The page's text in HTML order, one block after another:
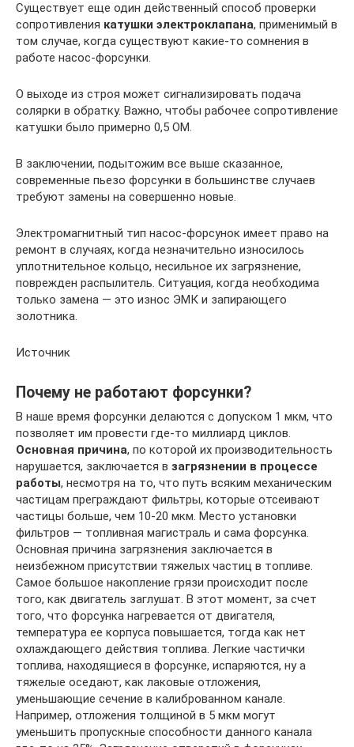
Существует еще один действенный способ проверки
сопротивления катушки электроклапана, применимый в
том случае, когда существуют какие-то сомнения в
работе насос-форсунки.
О выходе из строя может сигнализировать подача
солярки в обратку. Важно, чтобы рабочее сопротивление
катушки было примерно 0,5 ОМ.
В заключении, подытожим все выше сказанное,
современные пьезо форсунки в большинстве случаев
требуют замены на совершенно новые.
Электромагнитный тип насос-форсунок имеет право на
ремонт в случаях, когда незначительно износилось
уплотнительное кольцо, несильное их загрязнение,
поврежден распылитель. Ситуация, когда необходима
только замена — это износ ЭМК и запирающего
золотника.
Источник
Почему не работают форсунки?
В наше время форсунки делаются с допуском 1 мкм, что
позволяет им провести где-то миллиард циклов.
Основная причина, по которой их производительность
нарушается, заключается в загрязнении в процессе
работы, несмотря на то, что путь всяким механическим
частицам преграждают фильтры, которые отсеивают
частицы больше, чем 10-20 мкм. Место установки
фильтров — топливная магистраль и сама форсунка.
Основная причина загрязнения заключается в
неизбежном присутствии тяжелых частиц в топливе.
Самое большое накопление грязи происходит после
того, как двигатель заглушат. В этот момент, за счет
того, что форсунка нагревается от двигателя,
температура ее корпуса повышается, тогда как нет
охлаждающего действия топлива. Легкие частички
топлива, находящиеся в форсунке, испаряются, ну а
тяжелые оседают, как лаковые отложения,
уменьшающие сечение в калиброванном канале.
Например, отложения толщиной в 5 мкм могут
уменьшить пропускные способности данного канала